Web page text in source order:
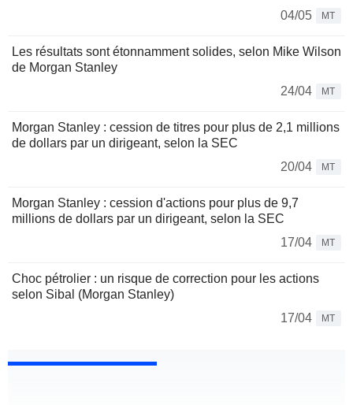
04/05
MT
Les résultats sont étonnamment solides, selon Mike Wilson
de Morgan Stanley
24/04
MT
Morgan Stanley : cession de titres pour plus de 2,1 millions
de dollars par un dirigeant, selon la SEC
20/04
MT
Morgan Stanley : cession d'actions pour plus de 9,7
millions de dollars par un dirigeant, selon la SEC
17/04
MT
Choc pétrolier : un risque de correction pour les actions
selon Sibal (Morgan Stanley)
17/04
MT